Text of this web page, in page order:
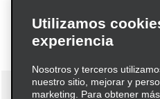
Bertrand
Ciudad de Quebec, Delta
Ciudad de Quebec,
Cowansville
Utilizamos
experiencia
Nosotros y terceros
nuestro sitio, mejorar y
marketing. Para obtener